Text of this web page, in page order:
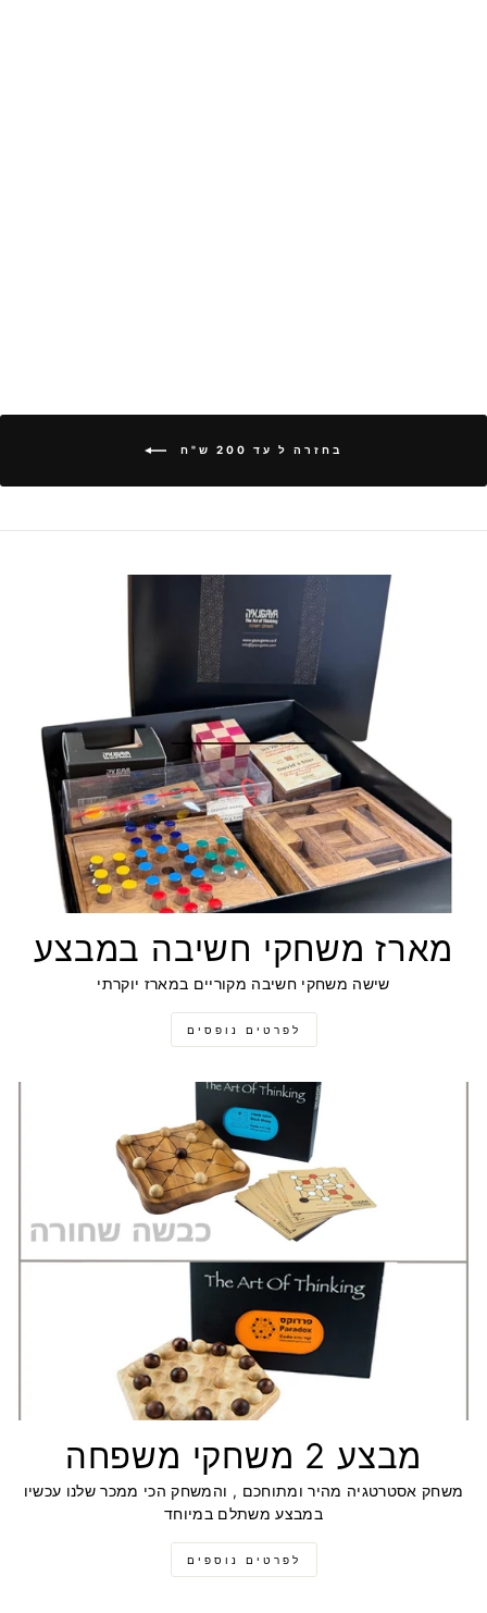
בחזרה ל עד 200 ש"ח
מארז משחקי חשיבה במבצע
שישה משחקי חשיבה מקוריים במארז יוקרתי
לפרטים נופסים
מבצע 2 משחקי משפחה
משחק אסטרטגיה מהיר ומתוחכם , והמשחק הכי ממכר שלנו עכשיו
במבצע משתלם במיוחד
לפרטים נוספים